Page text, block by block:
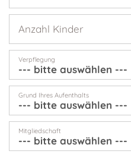
Anzahl Kinder
Verpflegung
Grund Ihres Aufenthalts
Mitgliedschaft